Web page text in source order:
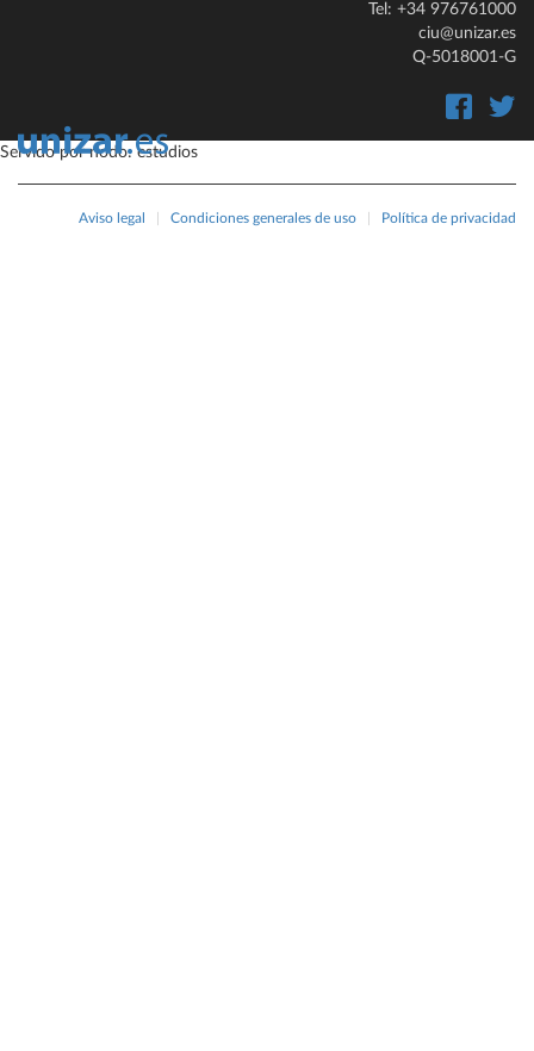
Tel: +34 976761000
ciu@unizar.es
Q-5018001-G
Aviso legal Condiciones generales de uso Política de privacidad
Servido por nodo: estudios